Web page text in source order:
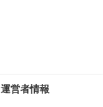
運営者情報